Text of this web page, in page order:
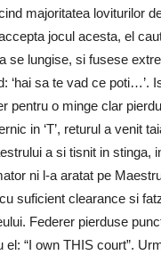
majoritatea loviturilor
jocul acesta, el
se lungise, si fusese
sa te vad ce poti…’.
pentru o minge clar
in ‘T’, returul a venit
a si tisnit in stinga,
ni l-a aratat pe
suficient clearance si
Federer pierduse
“I own THIS court”.